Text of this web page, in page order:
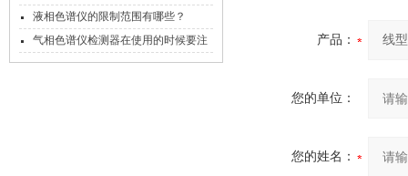
液相色谱仪的限制范围有哪些？
气相色谱仪检测器在使用的时候要注
意的地方
产品：
您的单位：
您的姓名：